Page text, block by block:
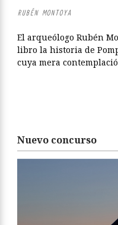
RUBÉN MONTOYA
El arqueólogo Rubén
libro la historia de
cuya mera
Nuevo concurso